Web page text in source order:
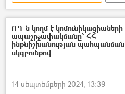
Ալեքսեյ Օվերչուկ
ՌԴ-ն կողմ է կոմունիկացիաների
ապաշրջափակմանը՝ ՀՀ
ինքնիշխանության պահպանման
սկզբունքով
14 սեպտեմբերի 2024, 13:39